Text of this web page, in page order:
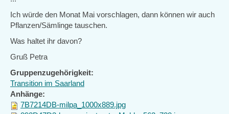
Ich würde den Monat Mai vorschlagen, dann können wir auch
Pflanzen/Sämlinge tauschen.
Was haltet ihr davon?
Gruß Petra
Gruppenzugehörigkeit:
Transition im Saarland
Anhänge:
7B7214DB-milpa_1000x889.jpg